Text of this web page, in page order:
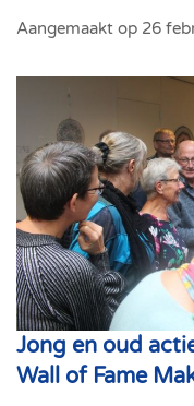
Aangemaakt op 26
Jong en oud
Wall of Fame